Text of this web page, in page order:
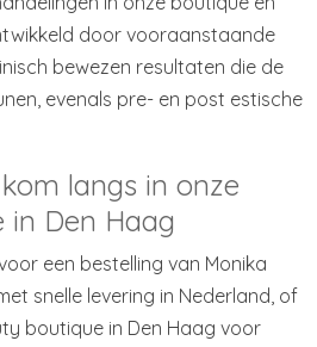
door vooraanstaande
bewezen resultaten die de
evenals pre- en post estische
langs in onze
in Den Haag
een bestelling van Monika
snelle levering in Nederland, of
boutique in Den Haag voor